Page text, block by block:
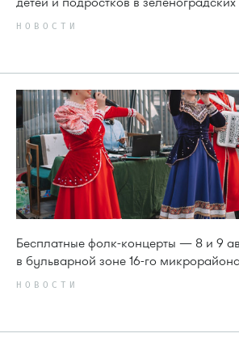
НОВОСТИ
Бесплатные фолк-концерты — 8 и 9
в бульварной зоне 16-го
НОВОСТИ